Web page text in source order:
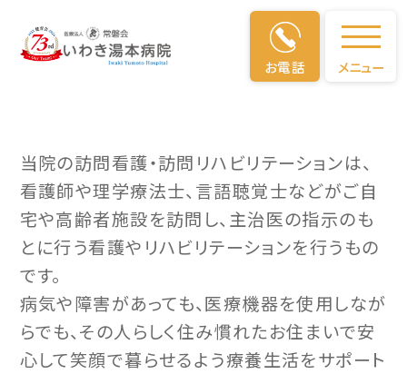
お電話 メニュー
サービス紹介
当院の訪問看護・訪問リハビリテーションは、
看護師や理学療法士、言語聴覚士などがご自
宅や高齢者施設を訪問し、主治医の指示のも
とに行う看護やリハビリテーションを行うもの
です。
病気や障害があっても、医療機器を使用しなが
らでも、その人らしく住み慣れたお住まいで安
心して笑顔で暮らせるよう療養生活をサポート